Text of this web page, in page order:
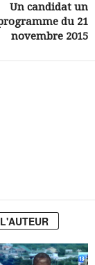
Un candidat un
du 21
novembre 2015